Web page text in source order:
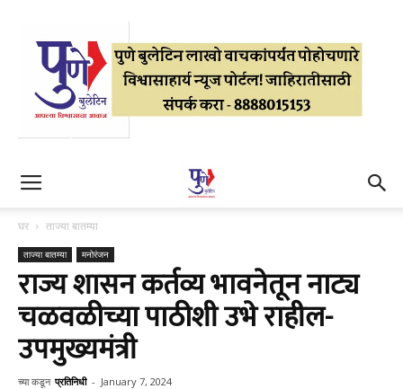
घर ताज्या बातम्या
ताज्या बातम्या मनोरंजन
राज्य शासन कर्तव्य भावनेतून नाट्य
चळवळीच्या पाठीशी उभे राहील-
उपमुख्यमंत्री
च्या कडून प्रतिनिधी - January 7, 2024